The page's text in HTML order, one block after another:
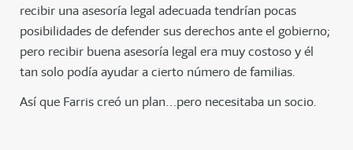
recibir una asesoría legal adecuada tendrían pocas
posibilidades de defender sus derechos ante el gobierno;
pero recibir buena asesoría legal era muy costoso y él
tan solo podía ayudar a cierto número de familias.
Así que Farris creó un plan…pero necesitaba un socio.